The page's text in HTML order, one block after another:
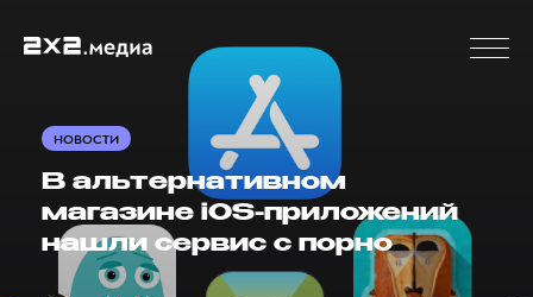
НОВОСТИ
В альтернативном
магазине iOS-приложений
нашли сервис с порно